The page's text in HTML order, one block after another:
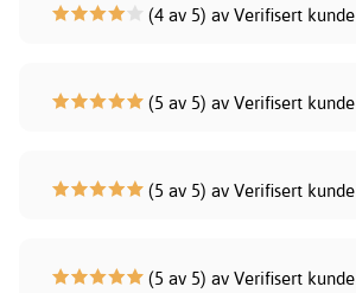
(4 av 5) av Verifisert kunde
(5 av 5) av Verifisert kunde
(5 av 5) av Verifisert kunde
(5 av 5) av Verifisert kunde